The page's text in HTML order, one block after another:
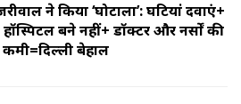
ने किया ‘घोटाला’: घटियां दवाएं+
बने नहीं+ डॉक्टर और नर्सों की
कमी=दिल्ली बेहाल